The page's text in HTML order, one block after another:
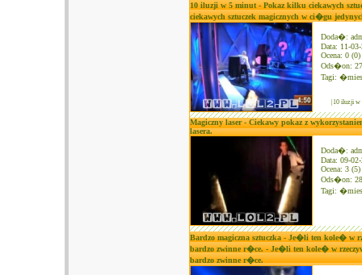
10 iluzji w 5 minut - Pokaz kilku ciekawych
ciekawych sztuczek magicznych w ci�gu
Doda�:
Data: 11-
Ocena: 0 (0)
Ods�on:
Tagi:
|10 iluzji
Magiczny laser - Ciekawy pokaz z
lasera.
Doda�:
Data: 09-
Ocena: 3 (5)
Ods�on:
Tagi:
Bardzo magiczna sztuczka - Je�li ten kole� w
bardzo zwinne r�ce. - Je�li ten kole� w
bardzo zwinne r�ce.